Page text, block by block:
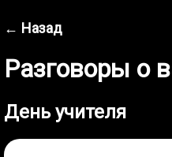
← Назад
Разговоры о
День учителя